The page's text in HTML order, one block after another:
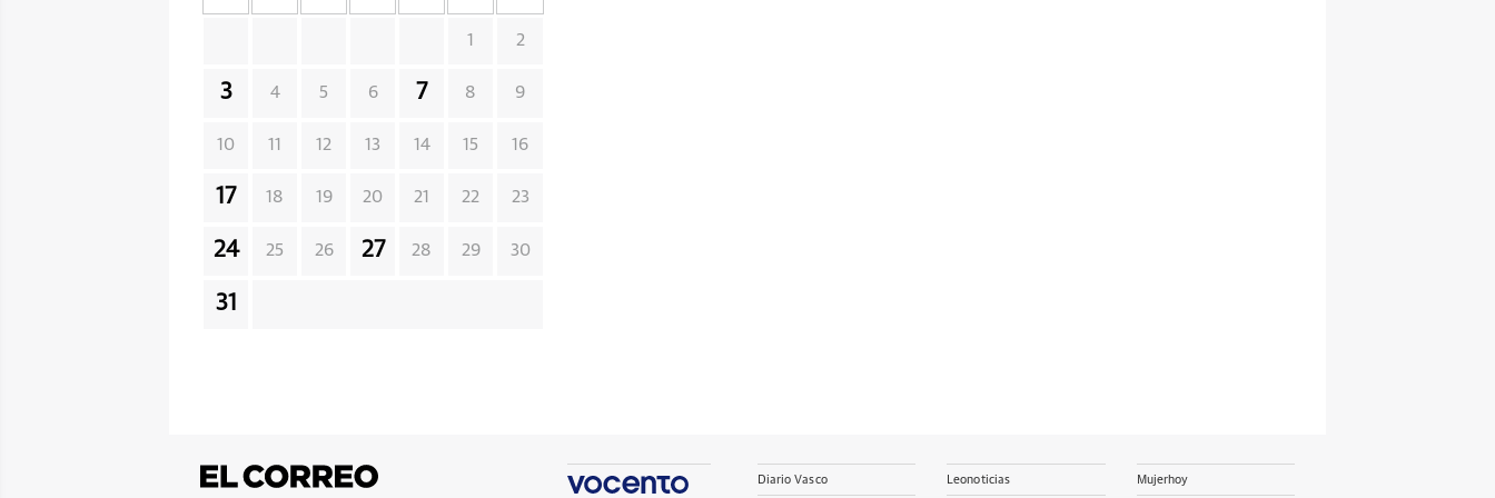
1 2
3 4 5 6 7 8 9
10 11 12 13 14 15 16
17 18 19 20 21 22 23
24 25 26 27 28 29 30
31
Diario Vasco Leonoticias Mujerhoy